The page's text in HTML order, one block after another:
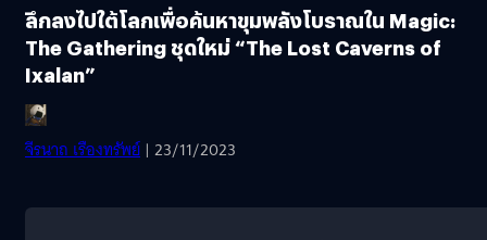
ลึกลงไปใต้โลกเพื่อค้นหาขุมพลังโบราณใน Magic:
The Gathering ชุดใหม่ “The Lost Caverns of
Ixalan”
จีรนาถ เรืองทรัพย์ | 23/11/2023